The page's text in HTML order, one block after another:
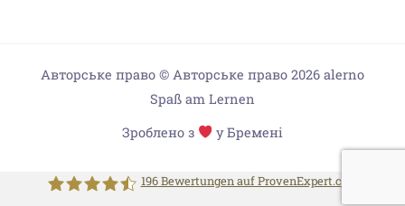
Авторське право © Авторське право 2026 alerno
Spaß am Lernen
Зроблено з
у Бремені
196Bewertungen auf ProvenExpert.com